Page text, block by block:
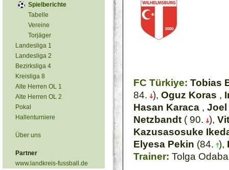
Spielberichte
Tabelle
Vereine
Torjäger
Landesliga 1
Landesliga 2
Bezirksliga 4
Kreisliga 8
Alte Herren OL 1
Alte Herren OL 2
Pokal
Hallenturniere
Über uns
Partner
www.landkreis-fussball.de
FC Türkiye: Tobias
84. ), Oguz Koras ,
Hasan Karaca , Joel
Netzbandt ( 90. ),
Kazusasosuke
Elyesa Pekin (84. ),
Trainer: Tolga